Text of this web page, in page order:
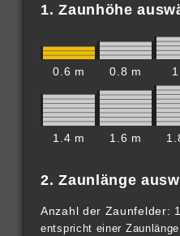
1. Zaunhöhe
0.6 m 0.8 m
1.4 m 1.6 m
2. Zaunlänge
Anzahl der Zaunfelder: 1
entspricht einer